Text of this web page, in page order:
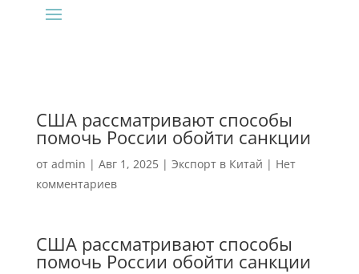
США рассматривают способы
помочь России обойти санкции
от admin | Авг 1, 2025| Экспорт в Китай | Нет
комментариев
США рассматривают способы
помочь России обойти санкции